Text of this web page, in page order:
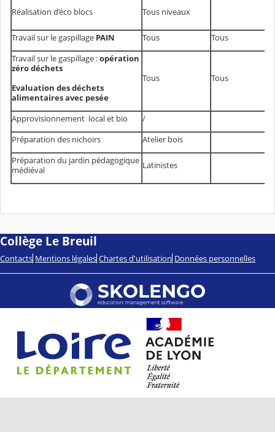
Réalisation d’éco blocs Tous niveaux
Travail sur le gaspillage PAIN Tous
Tous
Travail sur le gaspillage :opération
zéro déchets
Evaluation des déchets
alimentaires avec pesée
Tous Tous
Approvisionnement local et bio
/
Préparation des nichoirs
Atelier bois
Préparation du jardin pédagogique
médiéval
Latinistes
Collège Le Breuil
Contacts Mentions légales Chartes d'utilisation Données personnelles